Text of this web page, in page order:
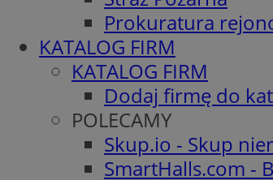
Prokuratura
KATALOG FIRM
KATALOG FIRM
Dodaj firmę do
POLECAMY
Skup.io - Skup
SmartHalls.com -